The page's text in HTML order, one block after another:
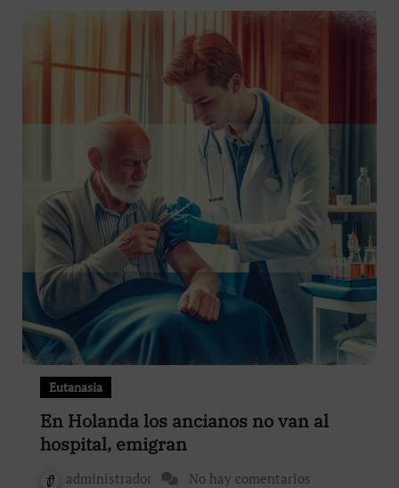
Eutanasia
En Holanda los ancianos no van al
hospital, emigran
administrador No hay comentarios